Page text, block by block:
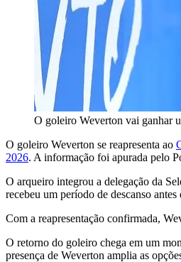
O goleiro Weverton vai ganhar
O goleiro Weverton se reapresenta ao
2026. A informação foi apurada pelo
O arqueiro integrou a delegação da
recebeu um período de descanso
Com a reapresentação confirmada,
O retorno do goleiro chega em um
presença de Weverton amplia as